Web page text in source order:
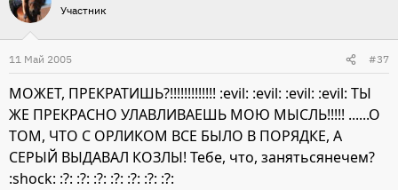
Участник
11 Май 2005 #37
МОЖЕТ, ПРЕКРАТИШЬ?!!!!!!!!!!!!! :evil: :evil: :evil: :evil: ТЫ
ЖЕ ПРЕКРАСНО УЛАВЛИВАЕШЬ МОЮ МЫСЛЬ!!!!! ......О
ТОМ, ЧТО С ОРЛИКОМ ВСЕ БЫЛО В ПОРЯДКЕ, А
СЕРЫЙ ВЫДАВАЛ КОЗЛЫ! Тебе, что, занятьсянечем?
:shock: :?: :?: :?: :?: :?: :?: :?: